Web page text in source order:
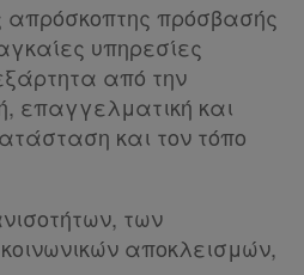
απρόσκοπτης πρόσβασής
υπηρεσίες
από την
επαγγελματική και
και τον τόπο
των
αποκλεισμών,